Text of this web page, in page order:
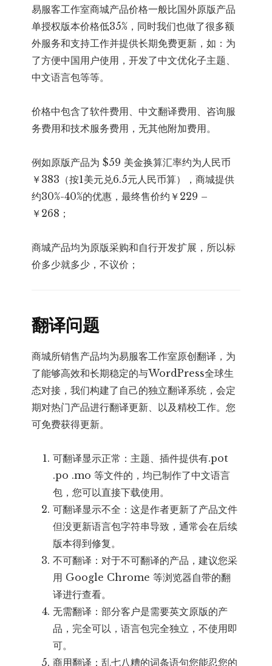
易服客工作室商城产品价格一般比国外原版产品
单授权版本价格低35%，同时我们也做了很多额
外服务和支持工作并提供长期免费更新，如：为
了方便中国用户使用，开发了中文优化子主题、
中文语言包等等。
价格中包含了软件费用、中文翻译费用、咨询服
务费用和技术服务费用，无其他附加费用。
例如原版产品为 $59 美金换算汇率约为人民币
￥383（按1美元兑6.5元人民币算），商城提供
约30%-40%的优惠，最终售价约￥229 –
￥268；
商城产品均为原版采购和自行开发扩展，所以标
价多少就多少，不议价；
翻译问题
商城所销售产品均为易服客工作室原创翻译，为
了能够高效和长期稳定的与WordPress全球生
态对接，我们构建了自己的独立翻译系统，会定
期对热门产品进行翻译更新、以及精校工作。您
可免费获得更新。
可翻译显示正常：主题、插件提供有.pot
.po .mo 等文件的，均已制作了中文语言
包，您可以直接下载使用。
可翻译显示不全：这是作者更新了产品文件
但没更新语言包字符串导致，通常会在后续
版本得到修复。
不可翻译：对于不可翻译的产品，建议您采
用 Google Chrome 等浏览器自带的翻
译进行查看。
无需翻译：部分客户是需要英文原版的产
品，完全可以，语言包完全独立，不使用即
可。
商用翻译：乱七八糟的词条语句您能忍您的